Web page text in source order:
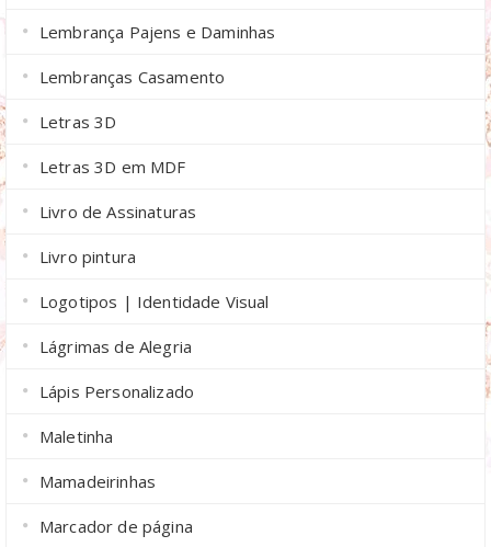
Lembrança Pajens e Daminhas
Lembranças Casamento
Letras 3D
Letras 3D em MDF
Livro de Assinaturas
Livro pintura
Logotipos | Identidade Visual
Lágrimas de Alegria
Lápis Personalizado
Maletinha
Mamadeirinhas
Marcador de página